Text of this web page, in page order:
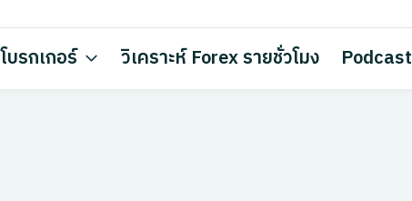
โบรกเกอร์ วิเคราะห์ Forex รายชั่วโมง Podcast